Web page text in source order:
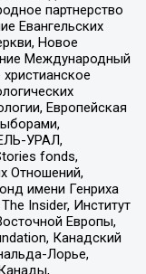
партнерство
Евангельских
Новое
Международный
Европейская
УРАЛ,
fonds,
Отношений,
имени Генриха
Insider, Институт
Европы,
Канадский
Лорье,